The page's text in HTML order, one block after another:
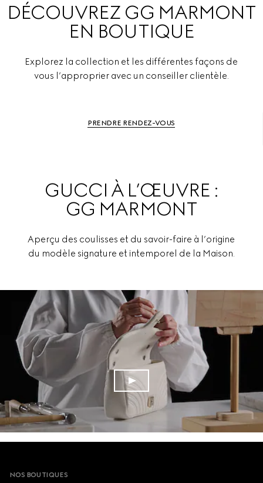
DÉCOUVREZ GG MARMONT
EN BOUTIQUE
Explorez la collection et les différentes façons de
vous l’approprier avec un conseiller clientèle.
PRENDRE RENDEZ-VOUS
GUCCI À L’ŒUVRE :
GG MARMONT
Aperçu des coulisses et du savoir-faire à l’origine
du modèle signature et intemporel de la Maison.
Footer
NOS BOUTIQUES